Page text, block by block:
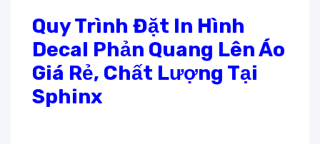
Quy Trình Đặt In Hình
Decal Phản Quang Lên Áo
Giá Rẻ, Chất Lượng Tại
Sphinx